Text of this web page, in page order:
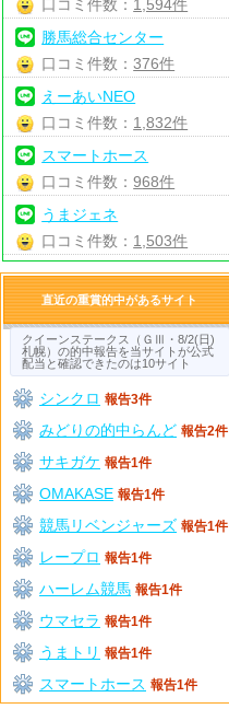
口コミ件数： 1,594件
勝馬総合センター
口コミ件数：376件
えーあいNEO
口コミ件数： 1,832件
スマートホース
口コミ件数：968件
うまジェネ
口コミ件数： 1,503件
直近の重賞的中があるサイト
クイーンステークス（ＧⅢ・8/2(日)
札幌）の的中報告を当サイトが公式
配当と確認できたのは10サイト
シンクロ 報告3件
みどりの的中らんど 報告2件
サキガケ 報告1件
OMAKASE 報告1件
競馬リベンジャーズ 報告1件
レープロ 報告1件
ハーレム競馬 報告1件
ウマセラ 報告1件
うまトリ 報告1件
スマートホース 報告1件